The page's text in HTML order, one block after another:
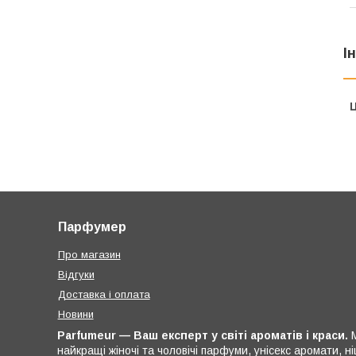
Парфумер
Про магазин
Відгуки
Доставка і оплата
Новини
Parfumeur — Ваш експерт у світі ароматів і краси.
найкращі жіночі та чоловічі парфуми, унісекс